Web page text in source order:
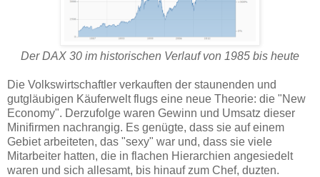
Der DAX 30 im historischen Verlauf von 1985 bis heute
Die Volkswirtschaftler verkauften der staunenden und
gutgläubigen Käuferwelt flugs eine neue Theorie: die "New
Economy". Derzufolge waren Gewinn und Umsatz dieser
Minifirmen nachrangig. Es genügte, dass sie auf einem
Gebiet arbeiteten, das "sexy" war und, dass sie viele
Mitarbeiter hatten, die in flachen Hierarchien angesiedelt
waren und sich allesamt, bis hinauf zum Chef, duzten.